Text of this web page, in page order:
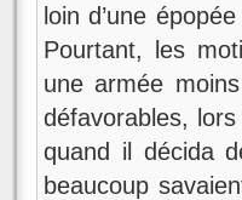
loin d’une
Pourtant, les
une armée
défavorables,
quand il décida
beaucoup